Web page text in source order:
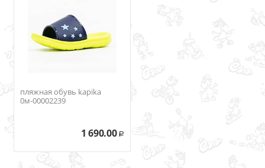
пляжная обувь kapika
0м-00002239
1 690.00 Р